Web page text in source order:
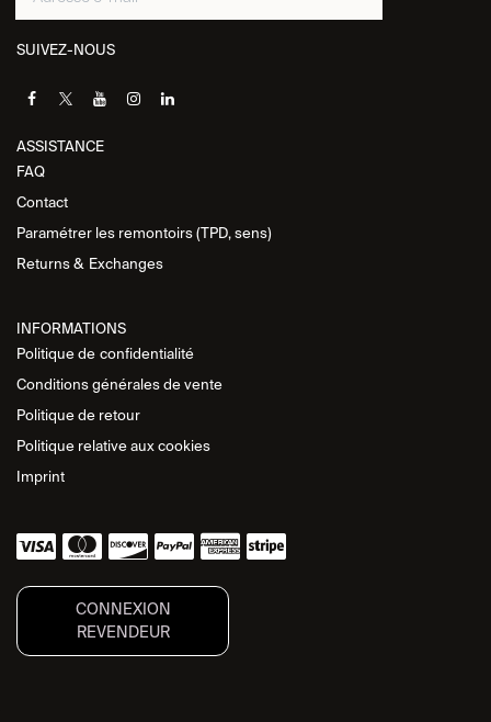
SUIVEZ-NOUS
ASSISTANCE​
FAQ
Contact
Paramétrer les remontoirs (TPD, sens)
Returns & Exchanges
INFORMATIONS
Politique de confidentialité
Conditions générales de vente
Politique de retour
Politique relative aux cookies
Imprint
CONNEXION
REVENDEUR